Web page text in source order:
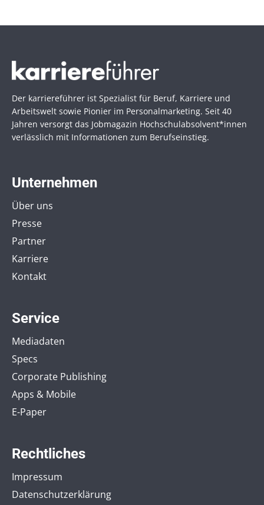
Der karriereführer ist Spezialist für Beruf, Karriere und
Arbeitswelt sowie Pionier im Personal­marketing. Seit 40
Jahren versorgt das Jobmagazin Hochschul­absolvent*innen
verlässlich mit Informationen zum Berufseinstieg.
Unternehmen
Über uns
Presse
Partner
Karriere
Kontakt
Service
Mediadaten
Specs
Corporate Publishing
Apps & Mobile
E-Paper
Rechtliches
Impressum
Datenschutzerklärung